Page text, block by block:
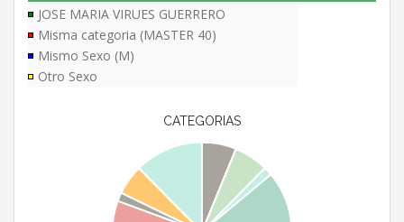
JOSE MARIA VIRUES GUERRERO
Misma categoria (MASTER 40)
Mismo Sexo (M)
Otro Sexo
CATEGORIAS